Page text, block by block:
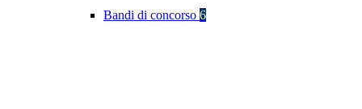
Bandi di concorso 6